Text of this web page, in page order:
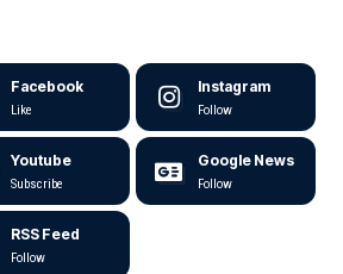
Facebook
Like
Instagram
Follow
Youtube
Subscribe
Google News
Follow
RSS Feed
Follow